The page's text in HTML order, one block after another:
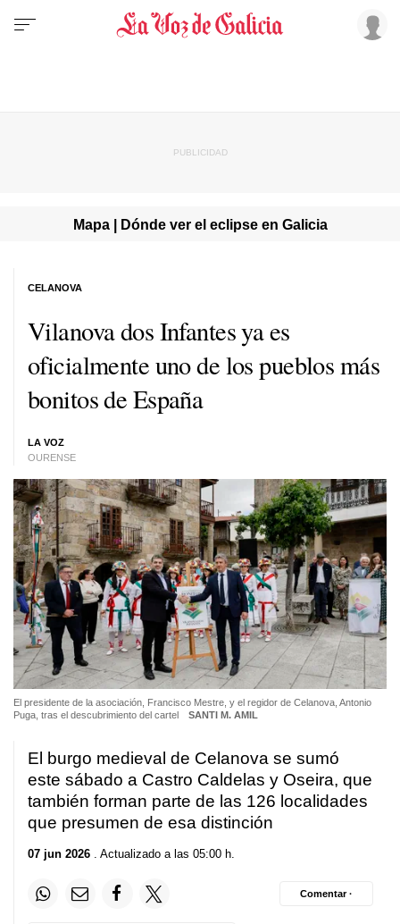
Mapa | Dónde ver el eclipse en Galicia
Vilanova dos Infantes ya es
oficialmente uno de los pueblos más
bonitos de España
LA VOZ
OURENSE
CELANOVA
El presidente de la asociación, Francisco Mestre, y el regidor de Celanova, Antonio
Puga, tras el descubrimiento del cartel
SANTI M. AMIL
El burgo medieval de Celanova se sumó
este sábado a Castro Caldelas y Oseira, que
también forman parte de las 126 localidades
que presumen de esa distinción
07 jun 2026 . Actualizado a las 05:00 h.
Comentar ·